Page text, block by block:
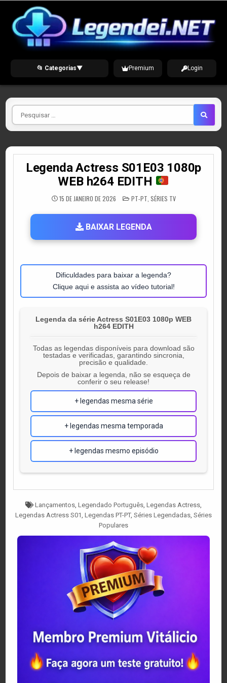
content
📂 Categorias▼ Premium Login
Pesquisar
por
Legenda Actress S01E03 1080p
WEB h264 EDITH
15 DE JANEIRO DE 2026 POSTED
IN
PT-PT SÉRIES TV
BAIXAR LEGENDA
Dificuldades para baixar a legenda?
Clique aqui e assista ao vídeo tutorial!
Legenda da série Actress S01E03 1080p WEB
h264 EDITH
Todas as legendas disponíveis para download são
testadas e verificadas, garantindo sincronia,
precisão e qualidade.
Depois de baixar a legenda, não se esqueça de
conferir o seu release!
+ legendas mesma série
+ legendas mesma temporada
+ legendas mesmo episódio
Tagged
Lançamentos, Legendado Português, Legendas Actress,
Legendas Actress S01, Legendas PT-PT, Séries Legendadas, Séries
Populares